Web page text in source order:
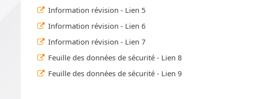
Information révision - Lien 5
Information révision - Lien 6
Information révision - Lien 7
Feuille des données de sécurité - Lien 8
Feuille des données de sécurité - Lien 9